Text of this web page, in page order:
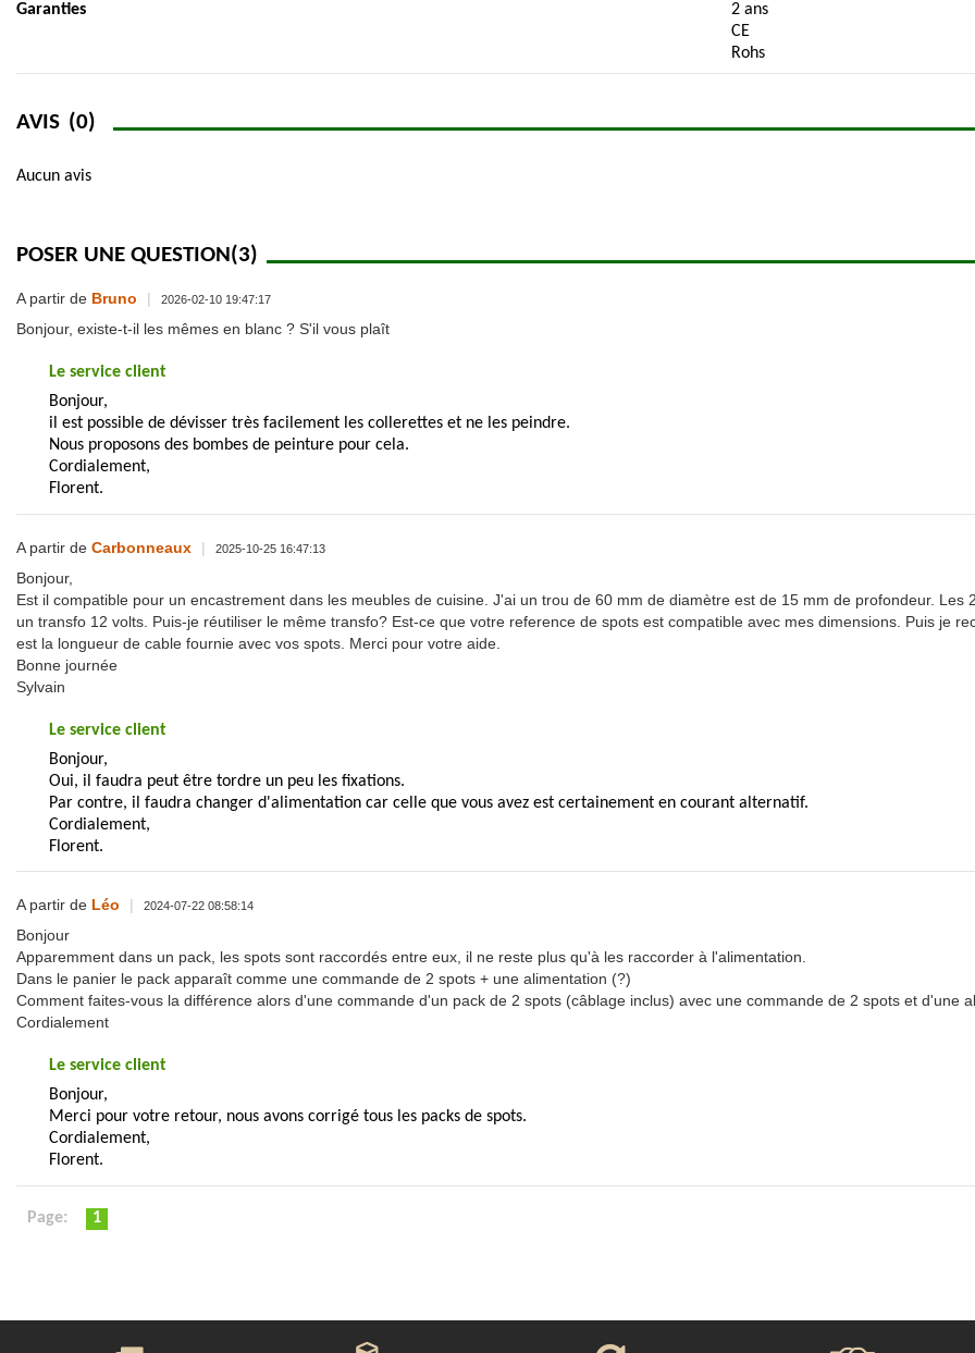
Garanties
2 ans
CE
Rohs
AVIS (0)
Aucun avis
POSER UNE QUESTION(3)
A partir de Bruno | 2026-02-10 19:47:17
Bonjour, existe-t-il les mêmes en blanc ? S'il vous plaît
Le service client
Bonjour,
il est possible de dévisser très facilement les collerettes et ne les peindre.
Nous proposons des bombes de peinture pour cela.
Cordialement,
Florent.
A partir de Carbonneaux | 2025-10-25 16:47:13
Bonjour,
Est il compatible pour un encastrement dans les meubles de cuisine. J'ai un trou de 60 mm de diamètre est de 15 mm de profondeur.
un transfo 12 volts. Puis-je réutiliser le même transfo? Est-ce que votre reference de spots est compatible avec mes dimensions. Puis je
est la longueur de cable fournie avec vos spots. Merci pour votre aide.
Bonne journée
Sylvain
Le service client
Bonjour,
Oui, il faudra peut être tordre un peu les fixations.
Par contre, il faudra changer d'alimentation car celle que vous avez est certainement en courant alternatif.
Cordialement,
Florent.
A partir de Léo | 2024-07-22 08:58:14
Bonjour
Apparemment dans un pack, les spots sont raccordés entre eux, il ne reste plus qu'à les raccorder à l'alimentation.
Dans le panier le pack apparaît comme une commande de 2 spots + une alimentation (?)
Comment faites-vous la différence alors d'une commande d'un pack de 2 spots (câblage inclus) avec une commande de 2 spots et d'une
Cordialement
Le service client
Bonjour,
Merci pour votre retour, nous avons corrigé tous les packs de spots.
Cordialement,
Florent.
Page: 1